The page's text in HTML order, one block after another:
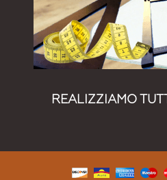
REALIZZIAMO